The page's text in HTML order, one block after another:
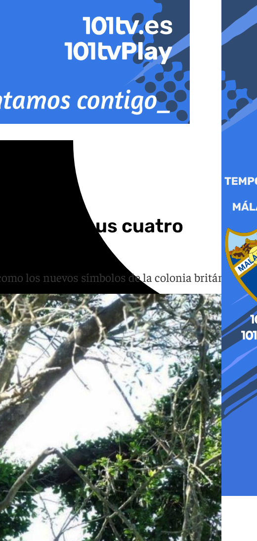
por ley sus cuatro
los nuevos símbolos de la colonia británica